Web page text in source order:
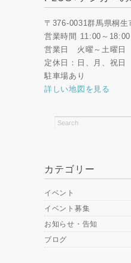
〒376-0031群馬県桐
営業時間 11:00～18:00
営業日 火曜～土曜
定休日：日、月、祝日
駐車場あり
詳しい地図を見る
カテゴリー
イベント
イベント募集
お知らせ・告知
ブログ